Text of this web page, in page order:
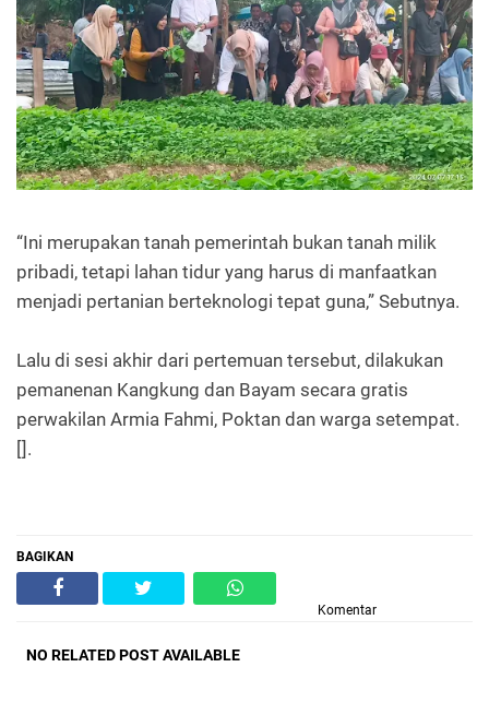
“Ini merupakan tanah pemerintah bukan tanah milik
pribadi, tetapi lahan tidur yang harus di manfaatkan
menjadi pertanian berteknologi tepat guna,” Sebutnya.
Lalu di sesi akhir dari pertemuan tersebut, dilakukan
pemanenan Kangkung dan Bayam secara gratis
perwakilan Armia Fahmi, Poktan dan warga setempat.
[].
BAGIKAN
Komentar
NO RELATED POST AVAILABLE